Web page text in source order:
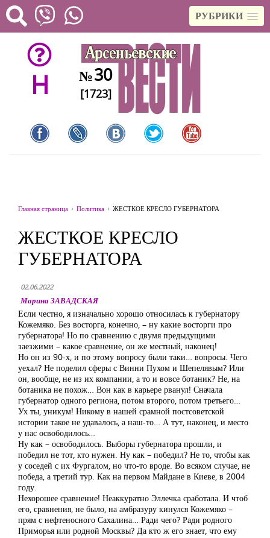
РУБРИКИ
H №30
[1723]
Главная страница Политика ЖЕСТКОЕ КРЕСЛО ГУБЕРНАТОРА
ЖЕСТКОЕ КРЕСЛО
ГУБЕРНАТОРА
02.06.2022
Марина ЗАВАДСКАЯ
Если честно, я изначально хорошо относилась к губернатору
Кожемяко. Без восторга, конечно, – ну какие восторги про
губернатора! Но по сравнению с двумя предыдущими
заезжими – какое сравнение, он же местный, наконец!
Но он из 90-х, и по этому вопросу были таки… вопросы. Чего
уехал? Не поделил сферы с Винни Пухом и Шепелявым? Или
он, вообще, не из их компании, а то и вовсе ботаник? Не, на
ботаника не похож… Вон как в карьере рванул! Сначала
губернатор одного региона, потом второго, потом третьего…
Ух ты, уникум! Никому в нашей срамной постсоветской
истории такое не удавалось, а наш-то… А тут, наконец, и место
у нас освободилось…
Ну как – освободилось. Выборы губернатора прошли, и
победил не тот, кто нужен. Ну как – победил? Не то, чтобы как
у соседей с их Фургалом, но что-то вроде. Во всяком случае, не
победа, а третий тур. Как на первом Майдане в Киеве, в 2004
году.
Нехорошее сравнение! Неаккуратно Эллечка сработала. И чтоб
его, сравнения, не было, на амбразуру кинулся Кожемяко –
прям с нефтеносного Сахалина… Ради чего? Ради родного
Приморья или родной Москвы? Да кто ж его знает, что ему